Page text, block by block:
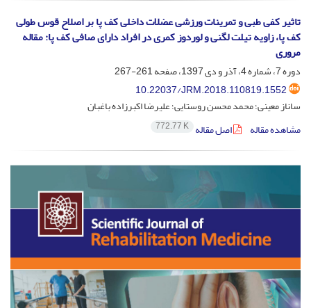
تاثیر کفی طبی و تمرینات ورزشی عضلات داخلی کف پا بر اصلاح قوس طولی
کف پا، زاویه تیلت لگنی و لوردوز کمری در افراد دارای صافی کف پا: مقاله
مروری
دوره 7، شماره 4، آذر و دی 1397، صفحه
261-267
10.22037/JRM.2018.110819.1552
ساناز معینی؛ محمد محسن روستایی؛ علیرضا اکبرزاده باغبان
مشاهده مقاله
اصل مقاله 772.77 K